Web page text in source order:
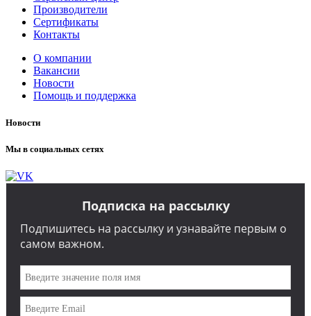
Производители
Сертификаты
Контакты
О компании
Вакансии
Новости
Помощь и поддержка
Новости
Мы в социальных сетях
Подписка на рассылку
Подпишитесь на рассылку и узнавайте первым о
самом важном.